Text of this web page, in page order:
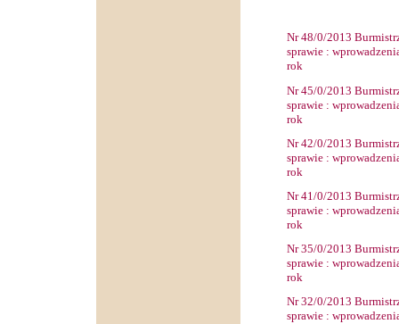
Nr48/0/2013
sprawie:
rok
Nr45/0/2013
sprawie:
rok
Nr42/0/2013
sprawie:
rok
Nr41/0/2013
sprawie:
rok
Nr35/0/2013
sprawie:
rok
Nr32/0/2013
sprawie: